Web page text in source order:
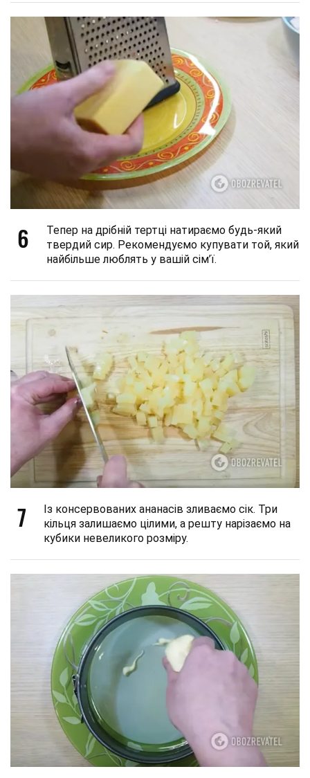
6
Тепер на дрібній тертці натираємо будь-який
твердий сир. Рекомендуємо купувати той, який
найбільше люблять у вашій сім’ї.
7
Із консервованих ананасів зливаємо сік. Три
кільця залишаємо цілими, а решту нарізаємо на
кубики невеликого розміру.